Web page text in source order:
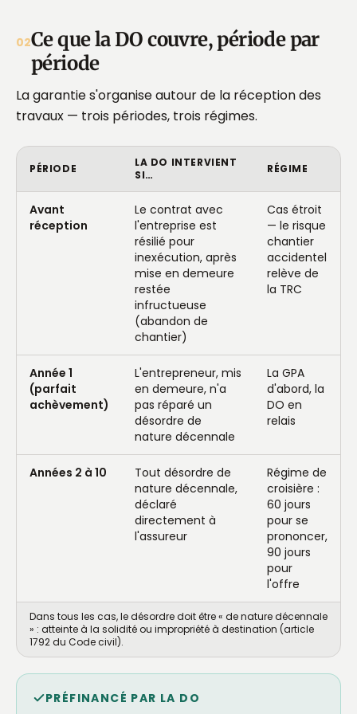
02Ce que la DO couvre, période par
période
La garantie s'organise autour de la réception des
travaux — trois périodes, trois régimes.
PÉRIODE
LA DO INTERVIENT
SI…
RÉGIME
Avant
réception
Le contrat avec
l'entreprise est
résilié pour
inexécution, après
mise en demeure
restée
infructueuse
(abandon de
chantier)
Cas étroit
— le risque
chantier
accidentel
relève de
la TRC
Année 1
(parfait
achèvement)
L'entrepreneur, mis
en demeure, n'a
pas réparé un
désordre de
nature décennale
La GPA
d'abord, la
DO en
relais
Années 2 à 10
Tout désordre de
nature décennale,
déclaré
directement à
l'assureur
Régime de
croisière :
60 jours
pour se
prononcer,
90 jours
pour
l'offre
Dans tous les cas, le désordre doit être « de nature décennale
» : atteinte à la solidité ou impropriété à destination (article
1792 du Code civil).
PRÉFINANCÉ PAR LA DO